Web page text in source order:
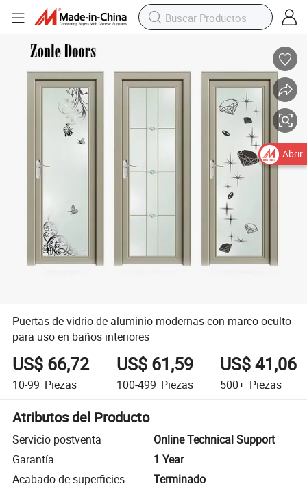
Puertas de vidrio de aluminio modernas con marco oculto
para uso en baños interiores
US$ 66,72
10-99 Piezas
US$ 61,59
100-499 Piezas
US$ 41,06
500+ Piezas
Atributos del Producto
Servicio postventa
Online Technical Support
Garantía
1 Year
Acabado de superficies
Terminado
Abrir